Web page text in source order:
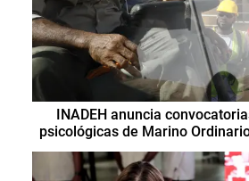
INADEH anuncia
psicológicas de Marino